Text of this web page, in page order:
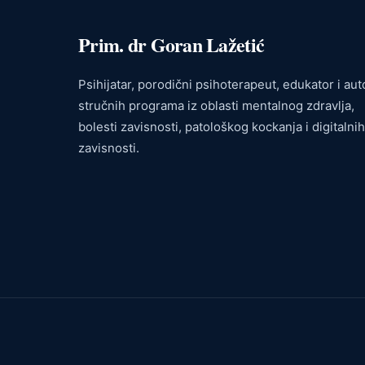
Prim. dr Goran Lažetić
Psihijatar, porodični psihoterapeut, edukator i
stručnih programa iz oblasti mentalnog zdravlja,
bolesti zavisnosti, patološkog kockanja i digitalnih
zavisnosti.